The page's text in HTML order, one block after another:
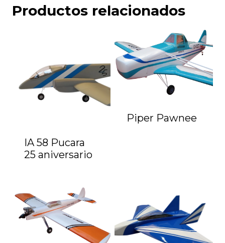
Productos relacionados
IA 58 Pucara
25 aniversario
Piper Pawnee